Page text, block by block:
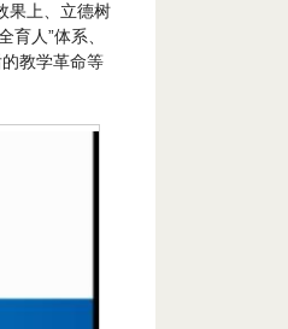
果上、立德树
人”体系、
教学革命等